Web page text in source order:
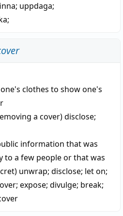
; uppdaga;
;
clothes to show one's
a cover)disclose;
information that was
to a few people or that was
unwrap; disclose; let on;
; expose; divulge; break;